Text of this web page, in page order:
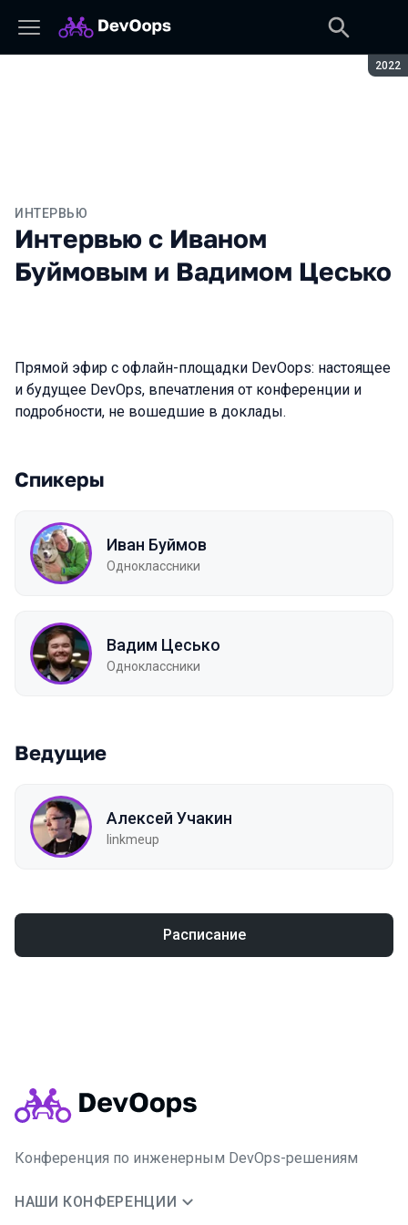
2022
ИНТЕРВЬЮ
Интервью с Иваном
Буймовым и Вадимом Цесько
Прямой эфир с офлайн-площадки DevOops: настоящее
и будущее DevOps, впечатления от конференции и
подробности, не вошедшие в доклады.
Спикеры
Иван Буймов
Одноклассники
Вадим Цесько
Одноклассники
Ведущие
Алексей Учакин
linkmeup
Расписание
Конференция по инженерным DevOps-решениям
НАШИ КОНФЕРЕНЦИИ